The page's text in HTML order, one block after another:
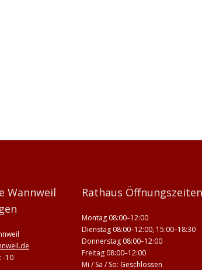
Wannweil
-10
Rathaus Öffnungszeiten
Montag 08:00–12:00
Dienstag 08:00–12:00, 15:00–18:30
Donnerstag 08:00–12:00
Freitag 08:00–12:00
Mi / Sa / So: Geschlossen